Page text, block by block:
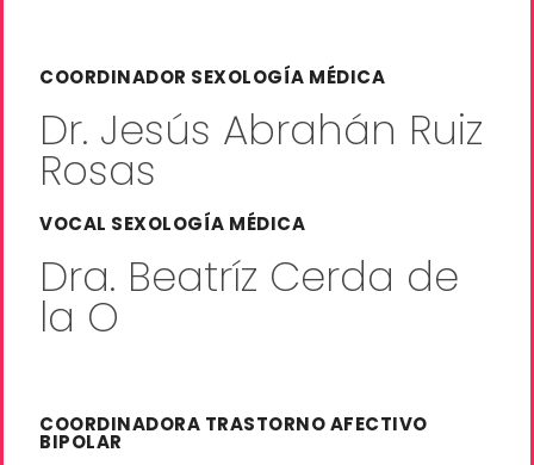
COORDINADOR SEXOLOGÍA MÉDICA
Dr. Jesús Abrahán Ruiz
Rosas
VOCAL SEXOLOGÍA MÉDICA
Dra. Beatríz Cerda de
la O
COORDINADORA TRASTORNO AFECTIVO
BIPOLAR